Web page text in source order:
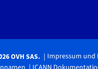
OVH SAS. Impressum und